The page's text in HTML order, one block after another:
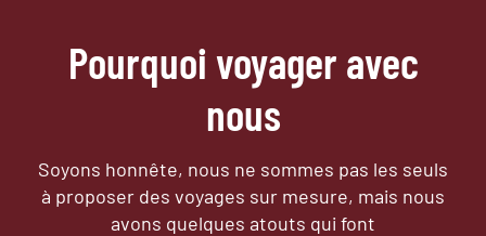
Pourquoi voyager avec
nous
Soyons honnête, nous ne sommes pas les seuls
à proposer des voyages sur mesure, mais nous
avons quelques atouts qui font